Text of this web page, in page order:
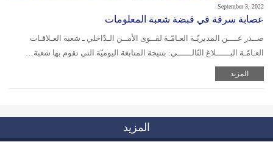
September 3, 2022
عصابة سرقة في قبضة شعبة المعلومات
صــدر عــــن المديريّـة العـامّـة لقــوى الأمــن الـدّاخلي ـ شعبة العـلاقـات
العـامّـة البــــــلاغ التّالــــــي: بنتيجة المتابعة اليوميّة التي تقوم بها شعبة…
المزيد
المزيد